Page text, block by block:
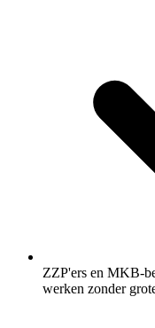
ZZP'ers en MKB-
werken zonder